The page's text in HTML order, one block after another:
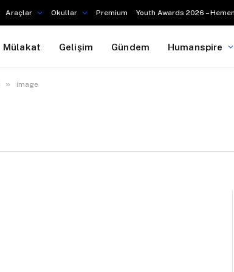
Araçlar Okullar Premium Youth Awards 2026 –
Mülakat Gelişim Gündem Humanspire
» image